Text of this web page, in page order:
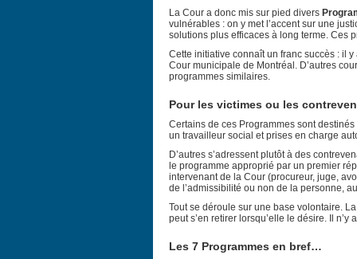
La Cour a donc mis sur pied divers
vulnérables : on y met l’accent sur une
solutions plus efficaces à long terme. Ces
Cette initiative connaît un franc succès : il
Cour municipale de Montréal. D’autres
programmes similaires.
Pour les victimes ou les
Certains de ces Programmes sont
un travailleur social et prises en charge
D’autres s’adressent plutôt à des
le programme approprié par un premier
intervenant de la Cour (procureur, juge,
de l’admissibilité ou non de la personne,
Tout se déroule sur une base volontaire.
peut s’en retirer lorsqu’elle le désire. Il
Les 7 Programmes en bref…